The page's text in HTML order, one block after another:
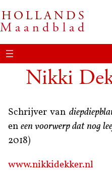
HOLLANDS
Maandblad
Nikki
Schrijver van
en een voorwerp dat nog
2018)
www.nikkidekker.nl